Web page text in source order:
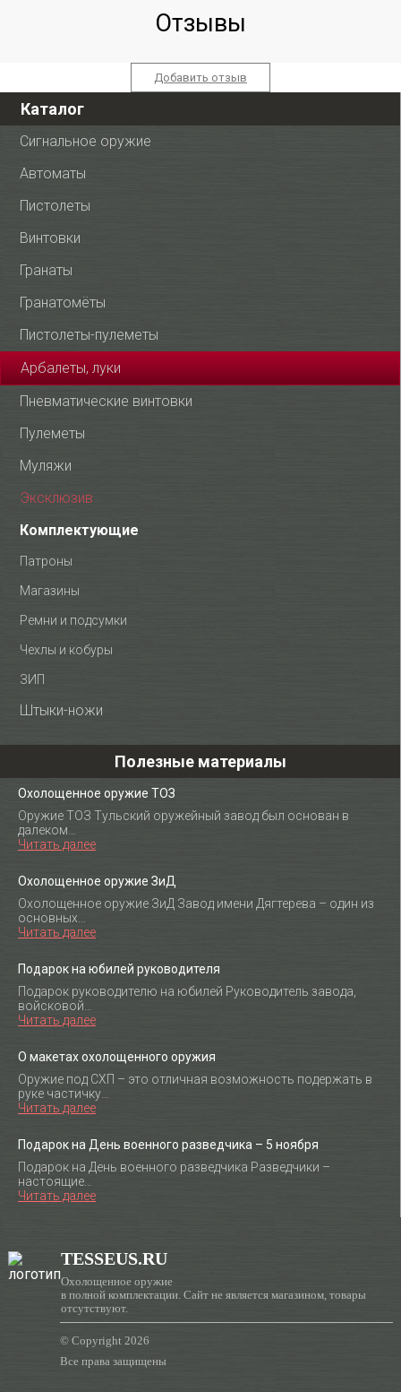
Отзывы
Добавить отзыв
Каталог
Сигнальное оружие
Автоматы
Пистолеты
Винтовки
Гранаты
Гранатомёты
Пистолеты-пулеметы
Арбалеты, луки
Пневматические винтовки
Пулеметы
Муляжи
Эксклюзив
Комплектующие
Патроны
Магазины
Ремни и подсумки
Чехлы и кобуры
ЗИП
Штыки-ножи
Полезные материалы
Охолощенное оружие ТОЗ
Оружие ТОЗ Тульский оружейный завод был основан в
далеком…
Читать далее
Охолощенное оружие ЗиД
Охолощенное оружие ЗиД Завод имени Дягтерева – один из
основных…
Читать далее
Подарок на юбилей руководителя
Подарок руководителю на юбилей Руководитель завода,
войсковой…
Читать далее
О макетах охолощенного оружия
Оружие под СХП – это отличная возможность подержать в
руке частичку…
Читать далее
Подарок на День военного разведчика – 5 ноября
Подарок на День военного разведчика Разведчики –
настоящие…
Читать далее
TESSEUS.RU
Охолощенное оружие
в полной комплектации. Сайт не является магазином, товары
отсутствуют.
© Copyright 2026
Все права защищены